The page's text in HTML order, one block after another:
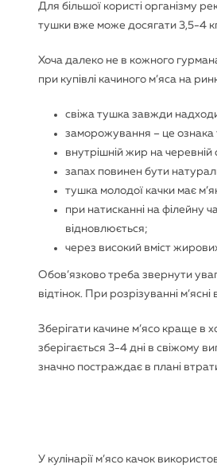
Для більшої користі організму
тушки вже може досягати 3,5-4
Хоча далеко не в кожного
при купівлі качиного м’яса на
свіжа тушка завжди
заморожування – це ознака
внутрішній жир на черевній
запах повинен бути
тушка молодої качки має
при натисканні на філейну
відновлюється;
через високий вміст
Обов’язково треба звернути
відтінок. При розрізуванні
Зберігати качине м’ясо краще в
зберігається 3-4 дні в свіжому
значно постраждає в плані
У кулінарії м’ясо качок